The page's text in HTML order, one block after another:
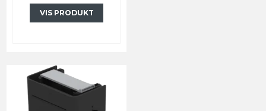
VIS PRODUKT